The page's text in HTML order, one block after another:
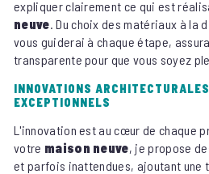
expliquer clairement ce qui est
neuve. Du choix des matériaux à la
vous guiderai à chaque étape,
transparente pour que vous soyez
INNOVATIONS
EXCEPTIONNELS
L'innovation est au cœur de chaque
votre maison neuve, je propose
et parfois inattendues, ajoutant une